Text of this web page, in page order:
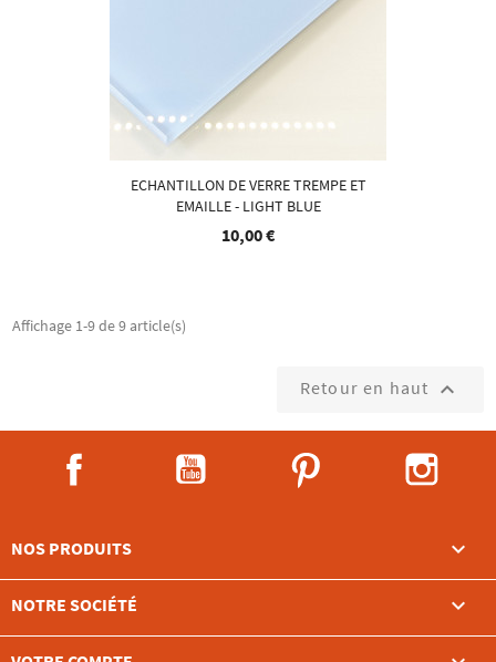
ECHANTILLON DE VERRE TREMPE ET
EMAILLE - LIGHT BLUE
10,00 €
Affichage 1-9 de 9 article(s)
Retour en haut 
NOS PRODUITS 
NOTRE SOCIÉTÉ 